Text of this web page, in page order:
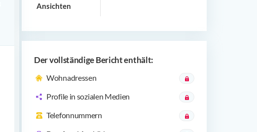
Ansichten
Der vollständige Bericht enthält:
Wohnadressen
Profile in sozialen Medien
Telefonnummern